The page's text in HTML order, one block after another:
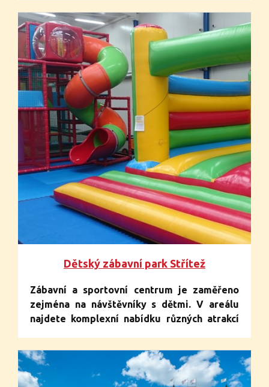
nuda. Jediná posilovna pro mozek v České
republice.
Dětský zábavní park Střítež
Zábavní a sportovní centrum je zaměřeno
zejména na návštěvníky s dětmi. V areálu
najdete komplexní nabídku různých atrakcí
V areálu je řada možností, jak strávit volný
čas, načerpat sílu a energii.